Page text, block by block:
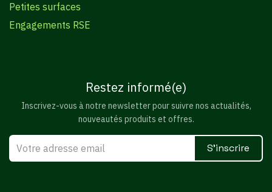
Petites surfaces
Engagements RSE
Restez informé(e)
Inscrivez-vous à notre newsletter pour suivre nos actualités,
nouveautés produits et offres.
S'inscrire